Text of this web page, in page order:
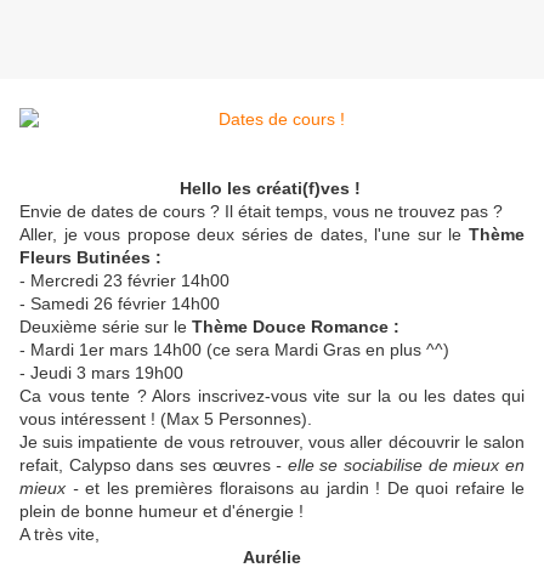
Hello les créati(f)ves !
Envie de dates de cours ? Il était temps, vous ne trouvez pas ?
Aller, je vous propose deux séries de dates, l'une sur le Thème
Fleurs Butinées :
- Mercredi 23 février 14h00
- Samedi 26 février 14h00
Deuxième série sur le Thème Douce Romance :
- Mardi 1er mars 14h00 (ce sera Mardi Gras en plus ^^)
- Jeudi 3 mars 19h00
Ca vous tente ? Alors inscrivez-vous vite sur la ou les dates qui
vous intéressent ! (Max 5 Personnes).
Je suis impatiente de vous retrouver, vous aller découvrir le salon
refait, Calypso dans ses œuvres- elle se sociabilise de mieux en
mieux -et les premières floraisons au jardin ! De quoi refaire le
plein de bonne humeur et d'énergie !
A très vite,
Aurélie